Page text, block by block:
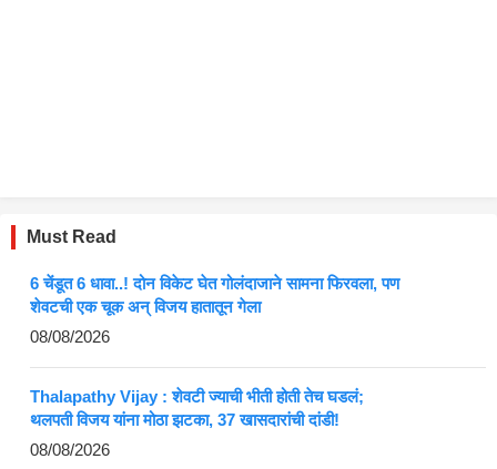
Must Read
6 चेंडूत 6 धावा..! दोन विकेट घेत गोलंदाजाने सामना फिरवला, पण
शेवटची एक चूक अन् विजय हातातून गेला
08/08/2026
Thalapathy Vijay : शेवटी ज्याची भीती होती तेच घडलं;
थलपती विजय यांना मोठा झटका, 37 खासदारांची दांडी!
08/08/2026